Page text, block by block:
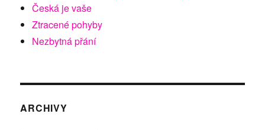
Česká je vaše
Ztracené pohyby
Nezbytná přání
ARCHIVY